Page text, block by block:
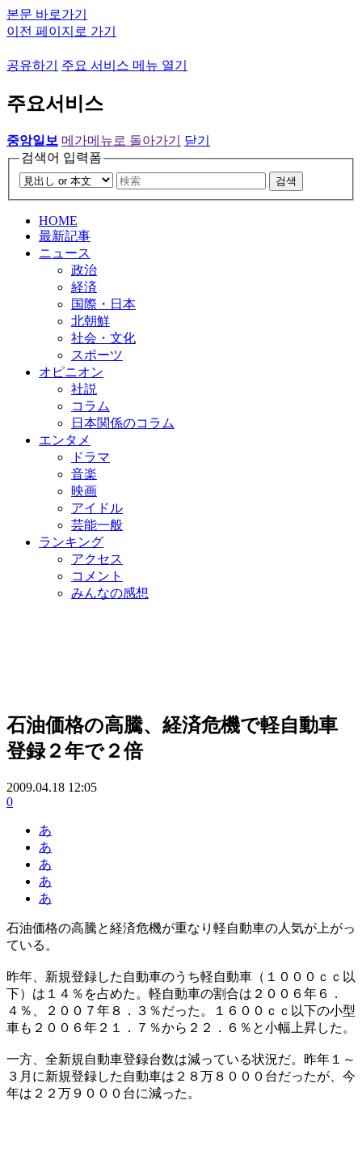
본문 바로가기
이전 페이지로 가기
공유하기 주요 서비스 메뉴 열기
주요서비스
중앙일보 메가메뉴로 돌아가기
닫기
검색어 입력폼
검색
HOME
最新記事
ニュース
政治
経済
国際・日本
北朝鮮
社会・文化
スポーツ
オピニオン
社説
コラム
日本関係のコラム
エンタメ
ドラマ
音楽
映画
アイドル
芸能一般
ランキング
アクセス
コメント
みんなの感想
石油価格の高騰、経済危機で軽自動車
登録２年で２倍
2009.04.18 12:05
0
あ
あ
あ
あ
あ
石油価格の高騰と経済危機が重なり軽自動車の人気が上がっ
ている。
昨年、新規登録した自動車のうち軽自動車（１０００ｃｃ以
下）は１４％を占めた。軽自動車の割合は２００６年６．
４％、２００７年８．３％だった。１６００ｃｃ以下の小型
車も２００６年２１．７％から２２．６％と小幅上昇した。
一方、全新規自動車登録台数は減っている状況だ。昨年１～
３月に新規登録した自動車は２８万８０００台だったが、今
年は２２万９０００台に減った。